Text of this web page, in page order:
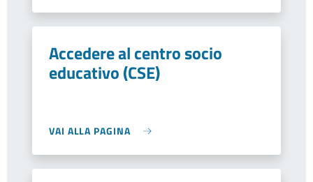
Accedere al centro socio
educativo (CSE)
VAI ALLA PAGINA